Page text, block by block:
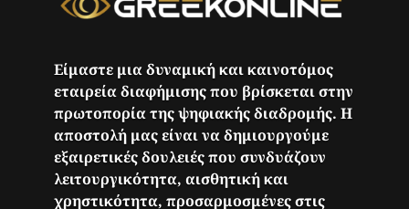
Είμαστε μια δυναμική και καινοτόμος
εταιρεία διαφήμισης που βρίσκεται στην
πρωτοπορία της ψηφιακής διαδρομής. Η
αποστολή μας είναι να δημιουργούμε
εξαιρετικές δουλειές που συνδυάζουν
λειτουργικότητα, αισθητική και
χρηστικότητα, προσαρμοσμένες στις